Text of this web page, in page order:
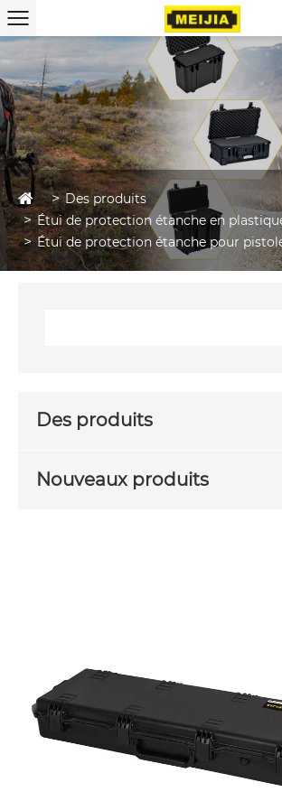
Des produits
Étui de protection étanche en
Étui de protection étanche pour
Des produits
Nouveaux produits